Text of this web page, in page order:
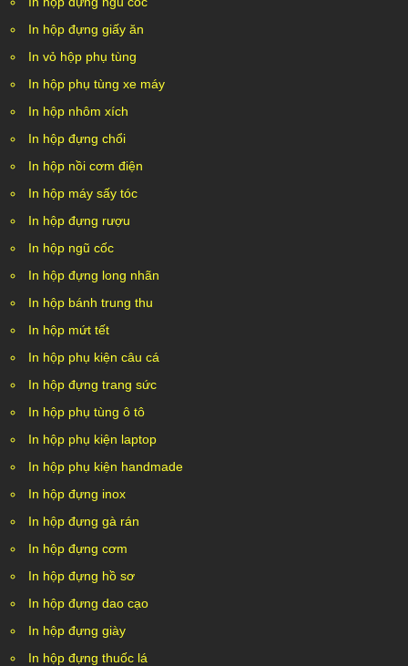
In hộp đựng giấy ăn
In vỏ hộp phụ tùng
In hộp phụ tùng xe máy
In hộp nhôm xích
In hộp đựng chổi
In hộp nồi cơm điện
In hộp máy sấy tóc
In hộp đựng rượu
In hộp ngũ cốc
In hộp đựng long nhãn
In hộp bánh trung thu
In hộp mứt tết
In hộp phụ kiện câu cá
In hộp đựng trang sức
In hộp phụ tùng ô tô
In hộp phụ kiện laptop
In hộp phụ kiện handmade
In hộp đựng inox
In hộp đựng gà rán
In hộp đựng cơm
In hộp đựng hồ sơ
In hộp đựng dao cạo
In hộp đựng giày
In hộp đựng thuốc lá